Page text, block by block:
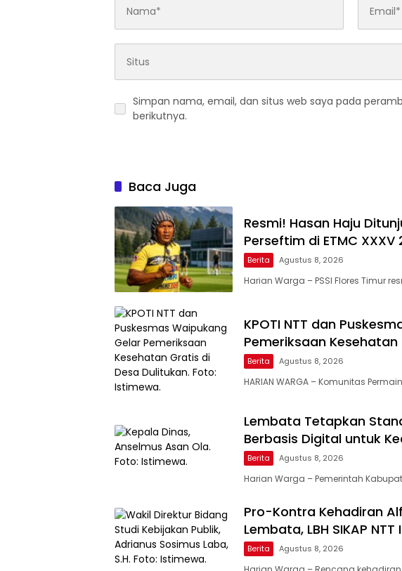
Simpan nama, email, dan situs web saya pada
berikutnya.
Baca Juga
Resmi! Hasan Haju
Perseftim di ETMC XXXV
Berita Agustus 8, 2026
Harian Warga – PSSI Flores Timur
KPOTI NTT dan
Pemeriksaan
Berita Agustus 8, 2026
HARIAN WARGA – Komunitas
Lembata Tetapkan
Berbasis Digital untuk
Berita Agustus 8, 2026
Harian Warga – Pemerintah
Pro-Kontra Kehadiran
Lembata, LBH SIKAP
Berita Agustus 8, 2026